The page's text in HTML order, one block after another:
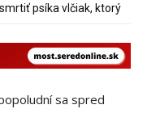
psíka vlčiak, ktorý
mosta ponad
sa spred